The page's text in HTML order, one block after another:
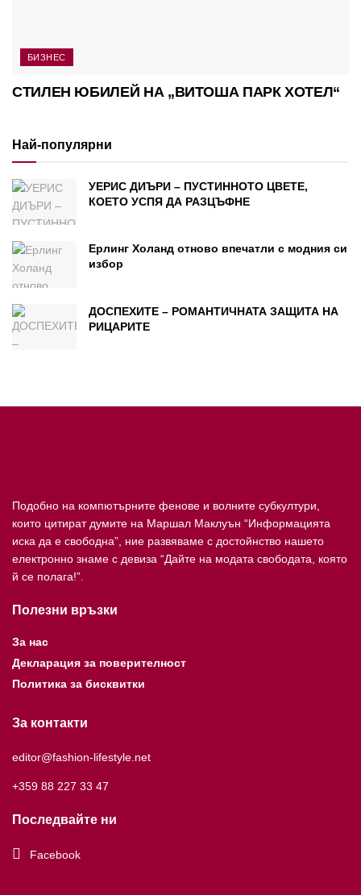
БИЗНЕС
СТИЛЕН ЮБИЛЕЙ НА „ВИТОША ПАРК ХОТЕЛ“
Най-популярни
УЕРИС ДИЪРИ – ПУСТИННОТО ЦВЕТЕ,
КОЕТО УСПЯ ДА РАЗЦЪФНЕ
Ерлинг Холанд отново впечатли с модния си
избор
ДОСПЕХИТЕ – РОМАНТИЧНАТА ЗАЩИТА НА
РИЦАРИТЕ
Подобно на компютърните фенове и волните субкултури,
които цитират думите на Маршал Маклуън “Информацията
иска да е свободна”, ние развяваме с достойнство нашето
електронно знаме с девиза “Дайте на модата свободата, която
й се полага!”.
Полезни връзки
За нас
Декларация за поверителност
Политика за бисквитки
За контакти
editor@fashion-lifestyle.net
+359 88 227 33 47
Последвайте ни
Facebook